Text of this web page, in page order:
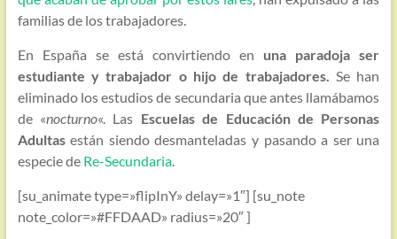
familias de los trabajadores.
En España se está convirtiendo en una paradoja ser
estudiante y trabajador o hijo de trabajadores. Se han
eliminado los estudios de secundaria que antes llamábamos
de «nocturno«. Las Escuelas de Educación de Personas
Adultasestán siendo desmanteladas y pasando a ser una
especie de Re-Secundaria.
[su_animate type=»flipInY» delay=»1″] [su_note
note_color=»#FFDAAD» radius=»20″ ]